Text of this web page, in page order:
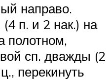
направо.
п. и 2 нак.) на
полотном,
сп. дважды (2
перекинуть